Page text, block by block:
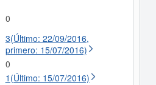
0
3(Último: 22/09/2016,
primero: 15/07/2016)
0
1(Último: 15/07/2016)